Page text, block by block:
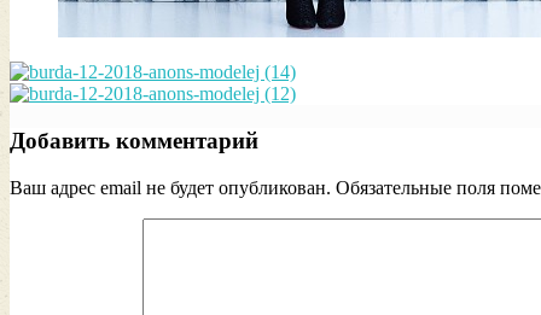
Добавить комментарий
Ваш адрес email не будет опубликован. Обязательные поля